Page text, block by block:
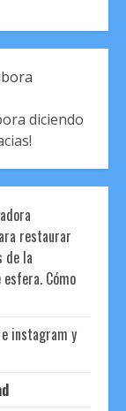
diciendo
restaurar
de la
Cómo
e instagram y